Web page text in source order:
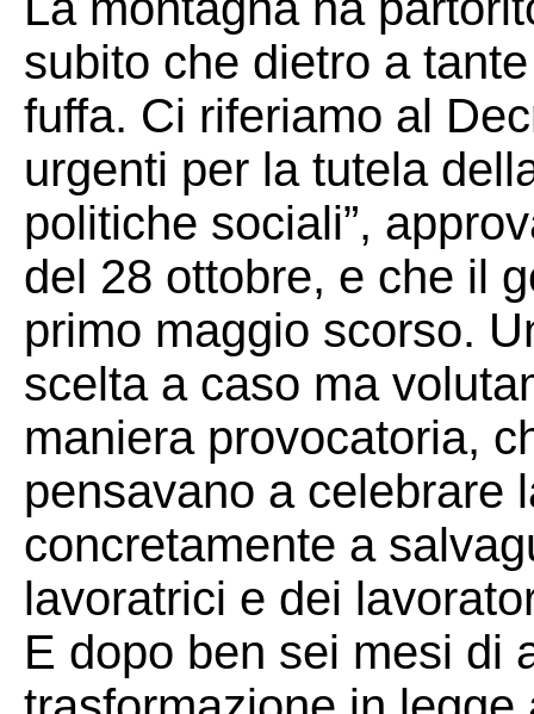
subito che dietro a
fuffa. Ci riferiamo al
urgenti per la tutela
politiche sociali”,
del 28 ottobre, e che il
primo maggio scorso.
scelta a caso ma
maniera provocatoria,
pensavano a celebrare
concretamente a
lavoratrici e dei
E dopo ben sei mesi di